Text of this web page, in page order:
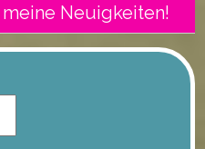
Neuigkeiten!